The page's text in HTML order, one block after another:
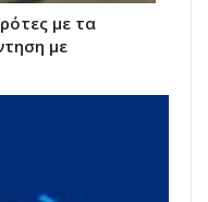
με τα
με